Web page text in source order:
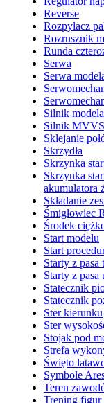
Reverse
Rozpylacz
Rozrusznik
Runda
Serwa
Serwa
Silnik
Silnik MVVS
Sklejanie
Skrzydła
Skrzynka
Skrzynka
akumulatora
Składanie
Śmigłowiec
Środek
Start modelu
Start
Starty z pasa
Starty z pasa
Statecznik
Statecznik
Ster kierunku
Ster
Stojak pod
Strefa
Święto
Symbole
Teren
Trening figur